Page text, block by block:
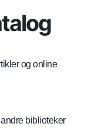
og online
biblioteker